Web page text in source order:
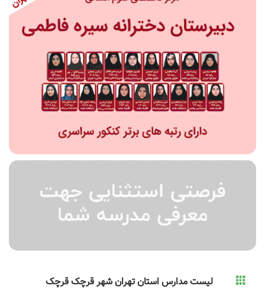
مقطع تحصیلی
دوره اول متوسطه
دوره دوم متوسطه- فنی
دوره دوم متوسطه- نظری
پیش دبستانی
لیست مدارس استان تهران شهر قرچک قرچک